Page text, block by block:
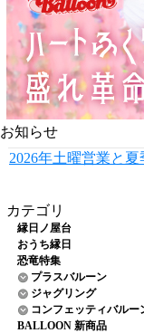
お知らせ
2026年土曜営業と
カテゴリ
縁日ノ屋台
おうち縁日
恐竜特集
プラスバルーン
ジャグリング
コンフェッティバルー
BALLOON 新商品